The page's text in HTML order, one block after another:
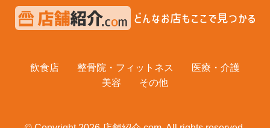
飲食店 整骨院・フィットネス
医療・介護
美容
その他